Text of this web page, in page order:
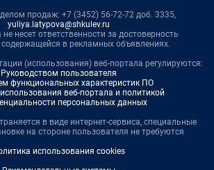
продаж: +7 (3452) 56-72-72 доб. 3335,
yuliya.latypova@shkulev.ru
несет ответственности за достоверность
в рекламных объявлениях.
(использования) веб-портала регулируются:
Руководством пользователя
функциональных характеристик ПО
веб-портала и политикой
персональных данных
в виде интернет-сервиса, специальные
на стороне пользователя не требуются
использования cookies